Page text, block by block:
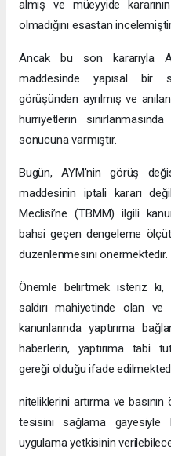
almış ve müeyyide
olmadığını esastan
Ancak bu son kararıyla
maddesinde yapısal bir
görüşünden ayrılmış ve
hürriyetlerin
sonucuna varmıştır.
Bugün, AYM’nin görüş
maddesinin iptali kararı
Meclisi’ne (TBMM) ilgili
bahsi geçen dengeleme
düzenlenmesini önermektedir.
Önemle belirtmek isteriz ki,
saldırı mahiyetinde olan ve
kanunlarında yaptırıma
haberlerin, yaptırıma tabi
gereği olduğu ifade
niteliklerini artırma ve
tesisini sağlama gayesiyle
uygulama yetkisinin